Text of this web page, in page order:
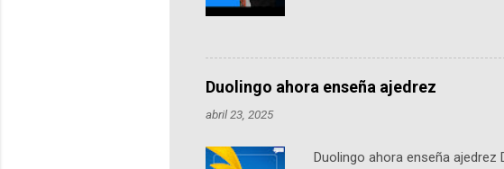
podcast, de dónde viene "la
nuestro protagonista: un
Notas del episodio: -La
pueden consultar en la
Duolingo ahora enseña ajedrez
abril 23, 2025
Duolingo ahora enseña